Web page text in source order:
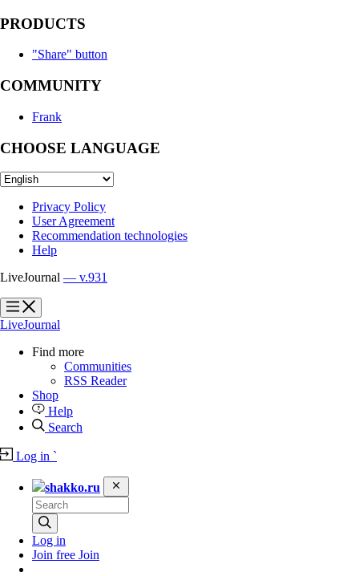
PRODUCTS
"Share" button
COMMUNITY
Frank
CHOOSE LANGUAGE
Privacy Policy
User Agreement
Recommendation technologies
Help
LiveJournal — v.931
?
?
LiveJournal
Find more
Communities
RSS Reader
Shop
Help
Search
Log in `
shakko.ru
Log in
Join free Join